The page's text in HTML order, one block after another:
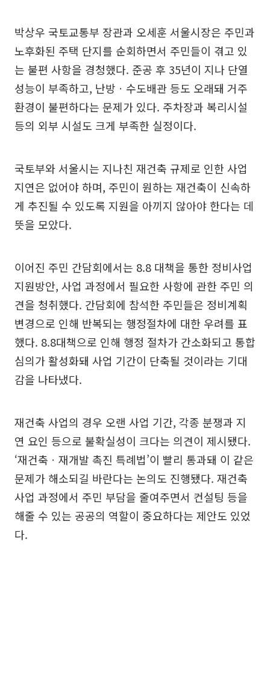
박상우 국토교통부 장관과 오세훈 서울시장은 주민과
노후화된 주택 단지를 순회하면서 주민들이 겪고 있
는 불편 사항을 경청했다. 준공 후 35년이 지나 단열
성능이 부족하고, 난방ㆍ수도배관 등도 오래돼 거주
환경이 불편하다는 문제가 있다. 주차장과 복리시설
등의 외부 시설도 크게 부족한 실정이다.
국토부와 서울시는 지나친 재건축 규제로 인한 사업
지연은 없어야 하며, 주민이 원하는 재건축이 신속하
게 추진될 수 있도록 지원을 아끼지 않아야 한다는 데
뜻을 모았다.
이어진 주민 간담회에서는 8.8 대책을 통한 정비사업
지원방안, 사업 과정에서 필요한 사항에 관한 주민 의
견을 청취했다. 간담회에 참석한 주민들은 정비계획
변경으로 인해 반복되는 행정절차에 대한 우려를 표
했다. 8.8대책으로 인해 행정 절차가 간소화되고 통합
심의가 활성화돼 사업 기간이 단축될 것이라는 기대
감을 나타냈다.
재건축 사업의 경우 오랜 사업 기간, 각종 분쟁과 지
연 요인 등으로 불확실성이 크다는 의견이 제시됐다.
‘재건축ㆍ재개발 촉진 특례법’이 빨리 통과돼 이 같은
문제가 해소되길 바란다는 논의도 진행됐다. 재건축
사업 과정에서 주민 부담을 줄여주면서 컨설팅 등을
해줄 수 있는 공공의 역할이 중요하다는 제안도 있었
다.